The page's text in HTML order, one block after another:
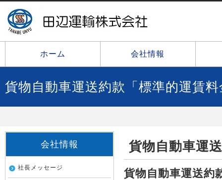
ホーム 会社情報
貨物自動車運送約款「標準的運賃
貨物自動車運
貨物自動車運送約
会社情報
社長メッセージ